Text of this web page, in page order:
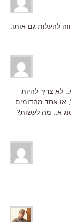
להעלות גם אותו.
לא צריך להיות
או אחד מהדומים
א.. מה לעשות?